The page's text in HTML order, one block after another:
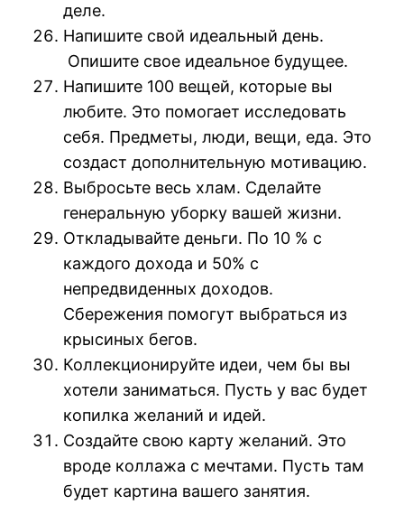
деле.
Напишите свой идеальный день.
Опишите свое идеальное будущее.
Напишите 100 вещей, которые вы
любите. Это помогает исследовать
себя. Предметы, люди, вещи, еда. Это
создаст дополнительную мотивацию.
Выбросьте весь хлам. Сделайте
генеральную уборку вашей жизни.
Откладывайте деньги. По 10 % с
каждого дохода и 50% с
непредвиденных доходов.
Сбережения помогут выбраться из
крысиных бегов.
Коллекционируйте идеи, чем бы вы
хотели заниматься. Пусть у вас будет
копилка желаний и идей.
Создайте свою карту желаний. Это
вроде коллажа с мечтами. Пусть там
будет картина вашего занятия.